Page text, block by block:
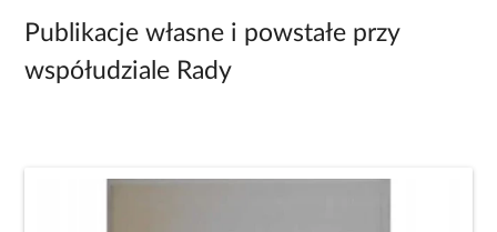
Publikacje własne i powstałe przy
współudziale Rady